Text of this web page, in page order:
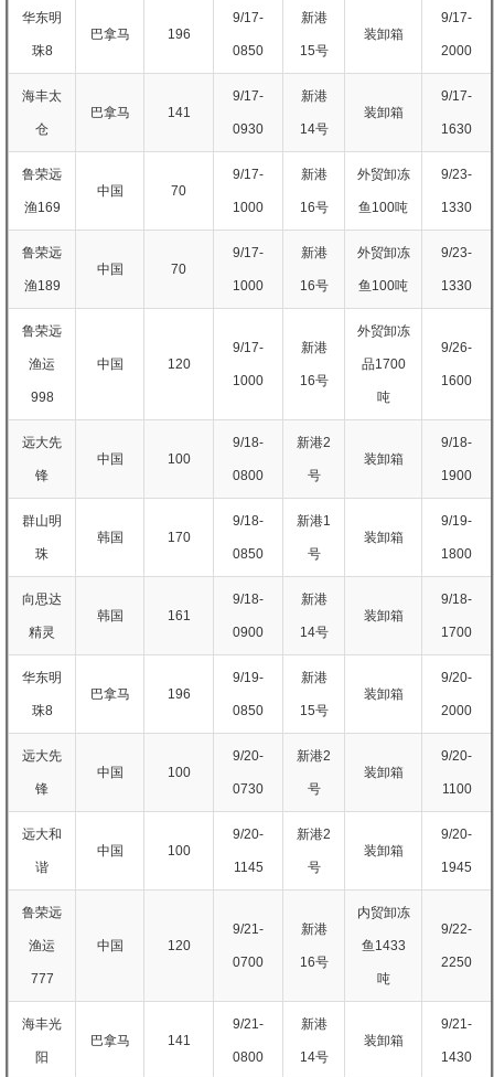
华东明
珠8
巴拿马 196
9/17-
0850
新港
15号
装卸箱
9/17-
2000
海丰太
仓
巴拿马 141
9/17-
0930
新港
14号
装卸箱
9/17-
1630
鲁荣远
渔169
中国 70
9/17-
1000
新港
16号
外贸卸冻
鱼100吨
9/23-
1330
鲁荣远
渔189
中国 70
9/17-
1000
新港
16号
外贸卸冻
鱼100吨
9/23-
1330
鲁荣远
渔运
998
中国 120
9/17-
1000
新港
16号
外贸卸冻
品1700
吨
9/26-
1600
远大先
锋
中国 100
9/18-
0800
新港2
号
装卸箱
9/18-
1900
群山明
珠
韩国 170
9/18-
0850
新港1
号
装卸箱
9/19-
1800
向思达
精灵
韩国 161
9/18-
0900
新港
14号
装卸箱
9/18-
1700
华东明
珠8
巴拿马 196
9/19-
0850
新港
15号
装卸箱
9/20-
2000
远大先
锋
中国 100
9/20-
0730
新港2
号
装卸箱
9/20-
1100
远大和
谐
中国 100
9/20-
1145
新港2
号
装卸箱
9/20-
1945
鲁荣远
渔运
777
中国 120
9/21-
0700
新港
16号
内贸卸冻
鱼1433
吨
9/22-
2250
海丰光
阳
巴拿马 141
9/21-
0800
新港
14号
装卸箱
9/21-
1430